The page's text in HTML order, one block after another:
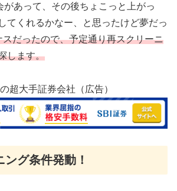
があって、その後ちょこっと上がっ
てくれるかなー、と思ったけど夢だっ
だったので、予定通り再スクリーニ
します。
超大手証券会社（広告）
グ条件発動！